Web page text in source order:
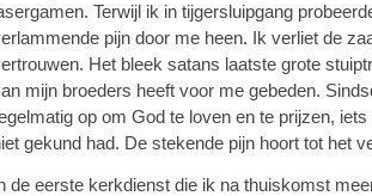
Terwijl ik in tijgersluipgang
pijn door me heen. Ik verliet de
Het bleek satans laatste grote
mijn broeders heeft voor me gebeden.
op om God te loven en te prijzen,
gekund had. De stekende pijn hoort tot het
de eerste kerkdienst die ik na thuiskomst